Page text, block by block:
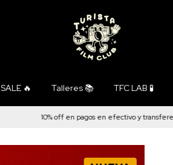
SALE 🔥 Talleres 📚 TFC LAB 🧪
10% off en pagos en efectivo y transferencia